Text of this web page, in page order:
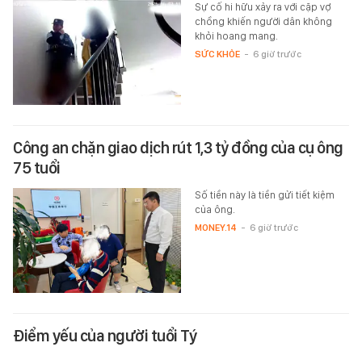
Sự cố hi hữu xảy ra với cặp vợ
chồng khiến người dân không
khỏi hoang mang.
SỨC KHỎE - 6 giờ trước
Công an chặn giao dịch rút 1,3 tỷ đồng của cụ ông
75 tuổi
Số tiền này là tiền gửi tiết kiệm
của ông.
MONEY.14 - 6 giờ trước
Điểm yếu của người tuổi Tý